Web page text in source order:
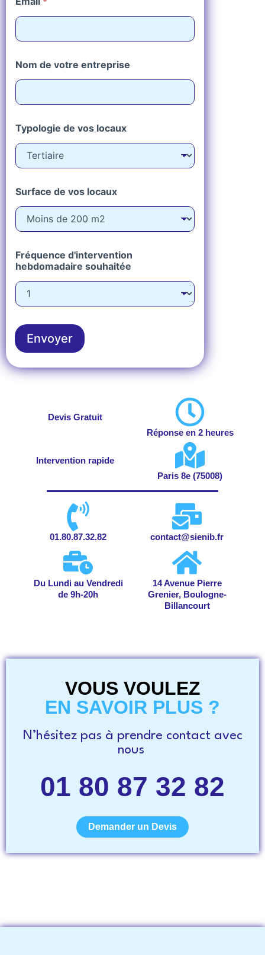
Nom de votre entreprise
Typologie de vos locaux
Surface de vos locaux
Fréquence d'intervention
hebdomadaire souhaitée
Envoyer
Devis Gratuit
Réponse en 2 heures
Intervention rapide
Paris 8e (75008)
01.80.87.32.82 contact@sienib.fr
Du Lundi au Vendredi
de 9h-20h
14 Avenue Pierre
Grenier, Boulogne-
Billancourt
VOUS VOULEZ
EN SAVOIR PLUS ?
N’hésitez pas à prendre contact avec
nous
01 80 87 32 82
Demander un Devis